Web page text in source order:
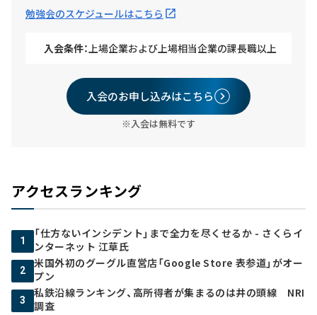
勉強会のスケジュールはこちら
入会条件： 上場企業および上場相当企業の課長職以上
入会のお申し込みはこちら
※入会は無料です
アクセスランキング
1
「仕方ないインシデント」まで全力を尽くせるか - さくらイ
ンターネット 江草氏
2
米国外初のグーグル直営店「Google Store 表参道」がオー
プン
3
私鉄沿線ランキング、高所得者が集まるのは井の頭線 NRI
調査